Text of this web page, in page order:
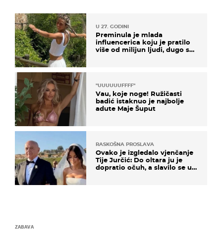
U 27. GODINI
Preminula je mlada
influencerica koju je pratilo
više od milijun ljudi, dugo se
"UUUUUUFFFF"
Vau, koje noge! Ružičasti
badić istaknuo je najbolje
adute Maje Šuput
RASKOŠNA PROSLAVA
Ovako je izgledalo vjenčanje
Tije Jurčić: Do oltara ju je
dopratio očuh, a slavilo se uz
ZABAVA